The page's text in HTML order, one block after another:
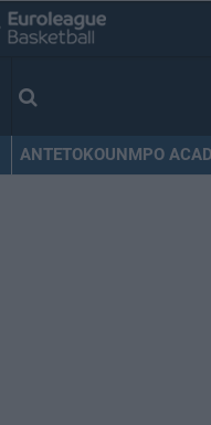
ANTETOKOUNMPO